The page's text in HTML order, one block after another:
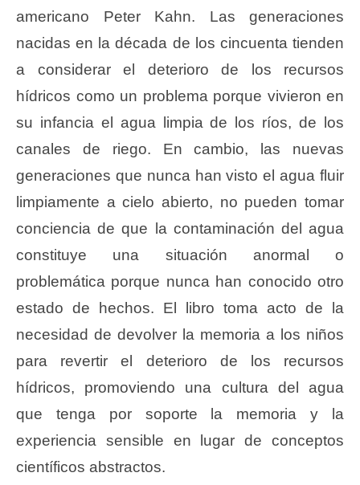
americano Peter Kahn. Las generaciones
nacidas en la década de los cincuenta tienden
a considerar el deterioro de los recursos
hídricos como un problema porque vivieron en
su infancia el agua limpia de los ríos, de los
canales de riego. En cambio, las nuevas
generaciones que nunca han visto el agua fluir
limpiamente a cielo abierto, no pueden tomar
conciencia de que la contaminación del agua
constituye una situación anormal o
problemática porque nunca han conocido otro
estado de hechos. El libro toma acto de la
necesidad de devolver la memoria a los niños
para revertir el deterioro de los recursos
hídricos, promoviendo una cultura del agua
que tenga por soporte la memoria y la
experiencia sensible en lugar de conceptos
científicos abstractos.